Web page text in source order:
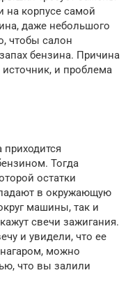
на корпусе самой
даже небольшого
чтобы салон
бензина. Причина
источник, и проблема
Тогда
остатки
в окружающую
машины, так и
свечи зажигания.
и увидели, что ее
можно
что вы залили